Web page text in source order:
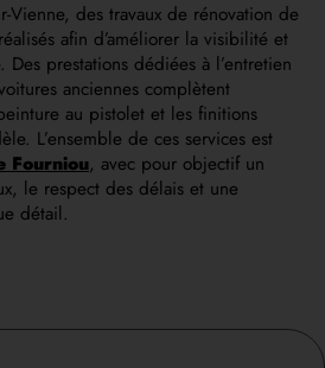
Vienne, des travaux de rénovation de
afin d’améliorer la visibilité et
Des prestations dédiées à l’entretien
anciennes complètent
au pistolet et les finitions
L’ensemble de ces services est
Fourniou, avec pour objectif un
le respect des délais et une
détail.